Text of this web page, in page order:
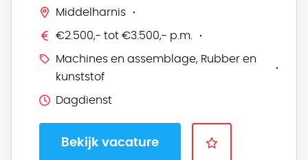
Middelharnis
€2.500,- tot €3.500,- p.m.
Machines en assemblage, Rubber en
kunststof
Dagdienst
Bekijk vacature